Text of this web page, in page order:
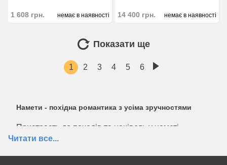
1 608 грн. немає в наявності 14 400 грн. немає в наявності
Показати ще
1 2 3 4 5 6
Намети - похідна романтика з усіма зручностями
Пристрасть до походів та ночівель у наметі,
напевно, є у багатьох. Але не кожен ризикне
потрібно любити походи та мати місце для ночівлі.
Читати все...